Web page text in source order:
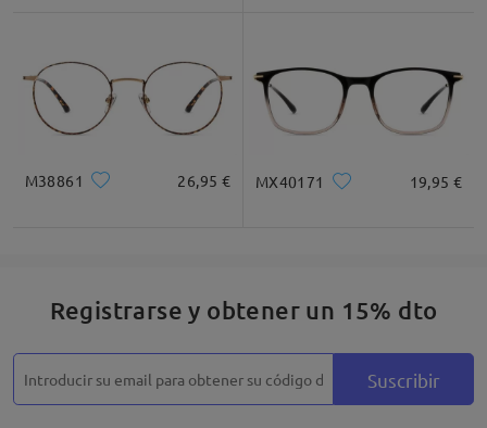
M38861 26,95 € MX40171 19,95 €
Registrarse y obtener un 15% dto
Suscribir